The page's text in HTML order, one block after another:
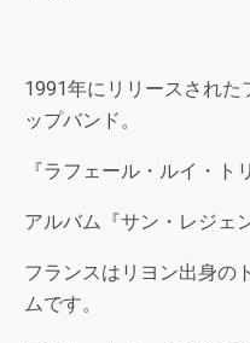
1991年にリリースされ
ップバンド。
『ラフェール・ルイ・ト
アルバム『サン・レジェ
フランスはリヨン出身の
ムです。